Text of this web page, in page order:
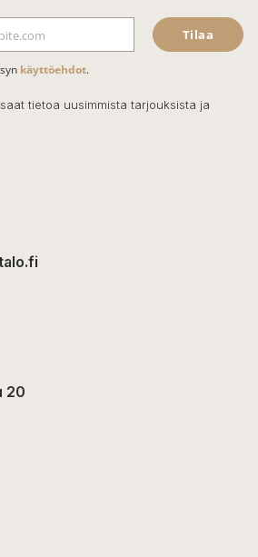
Tilaa
käyttöehdot.
tietoa uusimmista tarjouksista ja
20